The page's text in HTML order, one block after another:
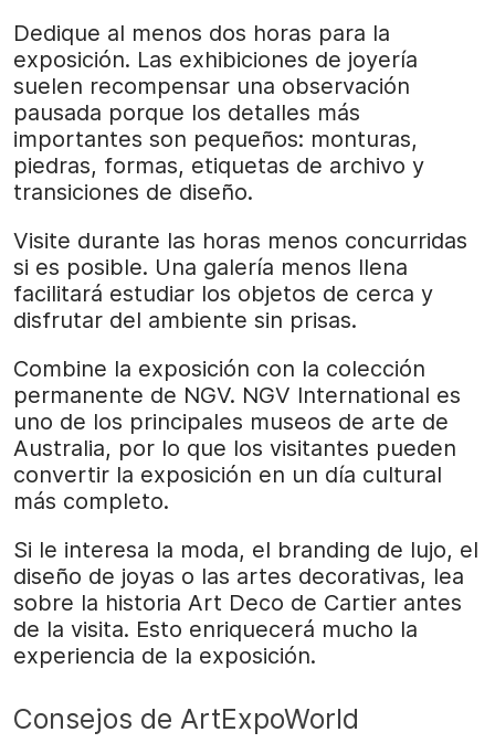
Dedique al menos dos horas para la
exposición. Las exhibiciones de joyería
suelen recompensar una observación
pausada porque los detalles más
importantes son pequeños: monturas,
piedras, formas, etiquetas de archivo y
transiciones de diseño.
Visite durante las horas menos concurridas
si es posible. Una galería menos llena
facilitará estudiar los objetos de cerca y
disfrutar del ambiente sin prisas.
Combine la exposición con la colección
permanente de NGV. NGV International es
uno de los principales museos de arte de
Australia, por lo que los visitantes pueden
convertir la exposición en un día cultural
más completo.
Si le interesa la moda, el branding de lujo, el
diseño de joyas o las artes decorativas, lea
sobre la historia Art Deco de Cartier antes
de la visita. Esto enriquecerá mucho la
experiencia de la exposición.
Consejos de ArtExpoWorld